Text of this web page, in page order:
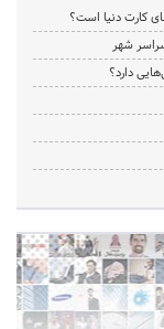
شهر
دارد؟